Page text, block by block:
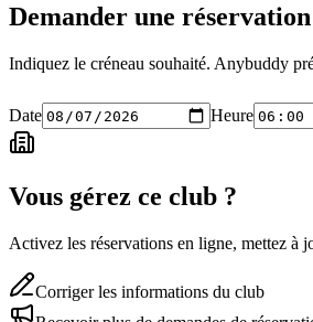
Demander une réservation
Indiquez le créneau souhaité. Anybuddy
Date Heure
Vous gérez ce club ?
Activez les réservations en ligne, mettez à
Corriger les informations du club